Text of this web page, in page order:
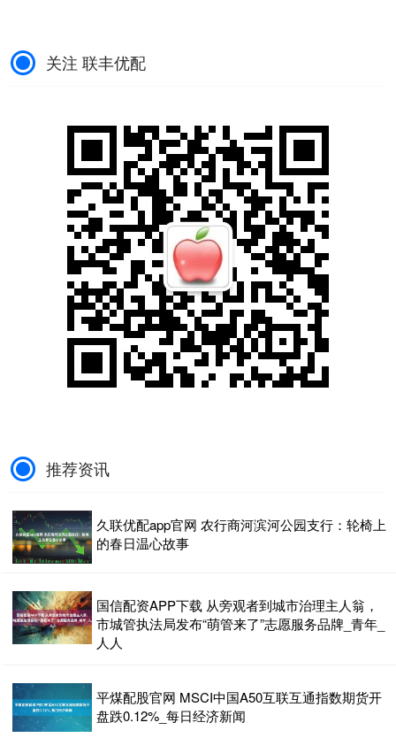
关注 联丰优配
推荐资讯
久联优配app官网 农行商河滨河公园支行：轮椅上
的春日温心故事
国信配资APP下载 从旁观者到城市治理主人翁，
市城管执法局发布“萌管来了”志愿服务品牌_青年_
人人
平煤配股官网 MSCI中国A50互联互通指数期货开
盘跌0.12%_每日经济新闻